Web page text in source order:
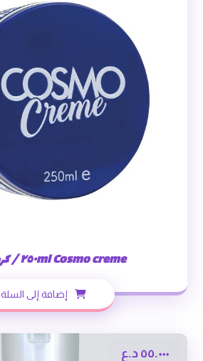
Cosmo creme ٢٥٠ml / كريم كوزمو
إضافة إلى السلة
٥٥.٠٠٠ د.ع